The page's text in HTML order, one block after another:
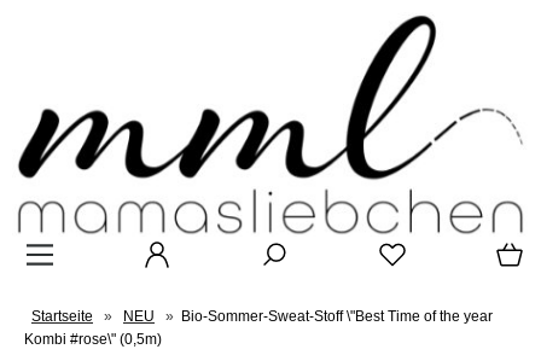
Startseite » NEU » Bio-Sommer-Sweat-Stoff \"Best Time of the year
Kombi #rose\" (0,5m)